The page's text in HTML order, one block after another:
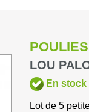
LOU
En stock
Lot de 5